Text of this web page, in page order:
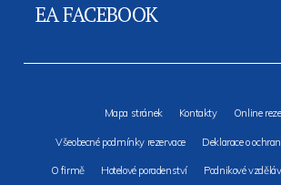
EA FACEBOOK
Mapa stránek Kontakty Online
Všeobecné podmínky rezervace Deklarace o
O firmě Hotelové poradenství Podnikové